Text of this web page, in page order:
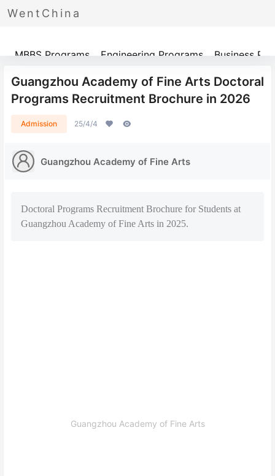
WentChina
Programs
MBBS Programs Engineering Programs Business
Guangzhou Academy of Fine Arts Doctoral
Programs Recruitment Brochure in 2026
Admission 25/4/4
Guangzhou Academy of Fine Arts
Doctoral Programs Recruitment Brochure for Students at
Guangzhou Academy of Fine Arts in 2025.
Guangzhou Academy of Fine Arts